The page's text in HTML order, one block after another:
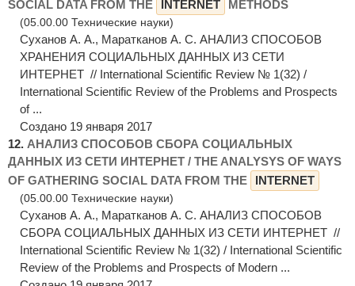
SOCIAL DATA FROM THE
INTERNET METHODS
(05.00.00 Технические науки)
Суханов А. А., Маратканов А. С. АНАЛИЗ СПОСОБОВ
ХРАНЕНИЯ СОЦИАЛЬНЫХ ДАННЫХ ИЗ СЕТИ
ИНТЕРНЕТ // International Scientific Review № 1(32) /
International Scientific Review of the Problems and Prospects
of ...
Создано 19 января 2017
12. АНАЛИЗ СПОСОБОВ СБОРА СОЦИАЛЬНЫХ
ДАННЫХ ИЗ СЕТИ ИНТЕРНЕТ / THE ANALYSYS OF WAYS
OF GATHERING SOCIAL DATA FROM THE
INTERNET
(05.00.00 Технические науки)
Суханов А. А., Маратканов А. С. АНАЛИЗ СПОСОБОВ
СБОРА СОЦИАЛЬНЫХ ДАННЫХ ИЗ СЕТИ ИНТЕРНЕТ //
International Scientific Review № 1(32) / International Scientific
Review of the Problems and Prospects of Modern ...